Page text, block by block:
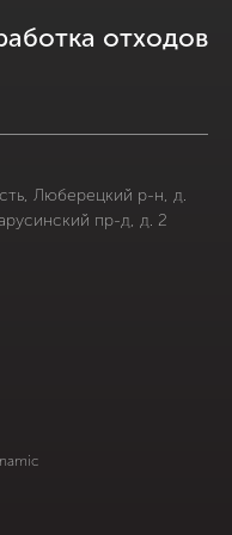
отходов
Люберецкий р-н, д.
пр-д, д. 2